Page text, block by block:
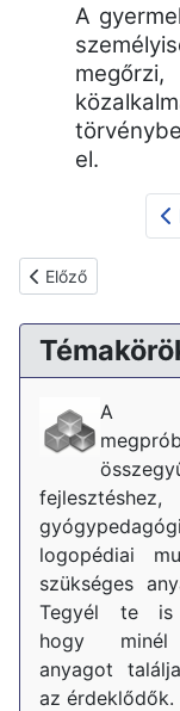
A
el.
Előző cikk:
Előző
A
fejlesztéshez,
logopédiai
szükséges
Tegyél te is
hogy
anyagot
az érdeklődők.